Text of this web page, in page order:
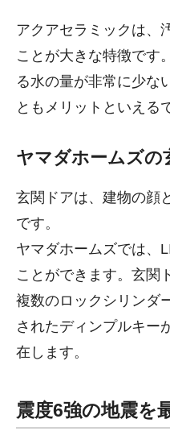
アクアセラミックは、
ことが大きな特徴です
る水の量が非常に少な
ともメリットといえる
ヤマダホームズの
玄関ドアは、建物の顔
です。
ヤマダホームズでは、
ことができます。玄関
複数のロックシリンダ
されたディンプルキー
在します。
震度6強の地震を